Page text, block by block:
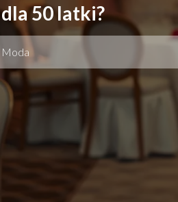
dla 50 latki?
Moda